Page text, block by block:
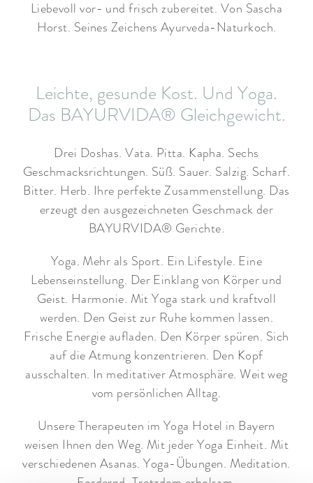
Liebevoll vor- und frisch zubereitet. Von Sascha
Horst. Seines Zeichens Ayurveda-Naturkoch.
Leichte, gesunde Kost. Und Yoga.
Das BAYURVIDA® Gleichgewicht.
Drei Doshas. Vata. Pitta. Kapha. Sechs
Geschmacksrichtungen. Süß. Sauer. Salzig. Scharf.
Bitter. Herb. Ihre perfekte Zusammenstellung. Das
erzeugt den ausgezeichneten Geschmack der
BAYURVIDA® Gerichte.
Yoga. Mehr als Sport. Ein Lifestyle. Eine
Lebenseinstellung. Der Einklang von Körper und
Geist. Harmonie. Mit Yoga stark und kraftvoll
werden. Den Geist zur Ruhe kommen lassen.
Frische Energie aufladen. Den Körper spüren. Sich
auf die Atmung konzentrieren. Den Kopf
ausschalten. In meditativer Atmosphäre. Weit weg
vom persönlichen Alltag.
Unsere Therapeuten im Yoga Hotel in Bayern
weisen Ihnen den Weg. Mit jeder Yoga Einheit. Mit
verschiedenen Asanas. Yoga-Übungen. Meditation.